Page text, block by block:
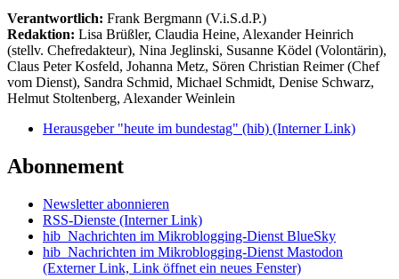
Verantwortlich: Frank Bergmann (V.i.S.d.P.)
Redaktion: Lisa Brüßler, Claudia Heine, Alexander Heinrich
(stellv. Chefredakteur), Nina Jeglinski, Susanne Ködel (Volontärin),
Claus Peter Kosfeld, Johanna Metz, Sören Christian Reimer (Chef
vom Dienst), Sandra Schmid, Michael Schmidt, Denise Schwarz,
Helmut Stoltenberg, Alexander Weinlein
Herausgeber "heute im bundestag" (hib) (Interner Link)
Abonnement
Newsletter abonnieren
RSS-Dienste (Interner Link)
hib_Nachrichten im Mikroblogging-Dienst BlueSky
hib_Nachrichten im Mikroblogging-Dienst Mastodon
(Externer Link, Link öffnet ein neues Fenster)